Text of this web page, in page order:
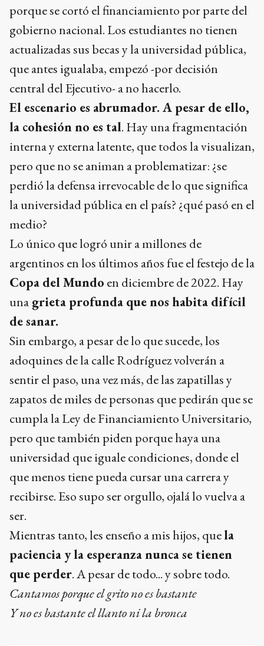
porque se cortó el financiamiento por parte del
gobierno nacional. Los estudiantes no tienen
actualizadas sus becas y la universidad pública,
que antes igualaba, empezó -por decisión
central del Ejecutivo- a no hacerlo.
El escenario es abrumador. A pesar de ello,
la cohesión no es tal. Hay una fragmentación
interna y externa latente, que todos la visualizan,
pero que no se animan a problematizar: ¿se
perdió la defensa irrevocable de lo que significa
la universidad pública en el país? ¿qué pasó en el
medio?
Lo único que logró unir a millones de
argentinos en los últimos años fue el festejo de la
Copa del Mundo en diciembre de 2022. Hay
una grieta profunda que nos habita difícil
de sanar.
Sin embargo, a pesar de lo que sucede, los
adoquines de la calle Rodríguez volverán a
sentir el paso, una vez más, de las zapatillas y
zapatos de miles de personas que pedirán que se
cumpla la Ley de Financiamiento Universitario,
pero que también piden porque haya una
universidad que iguale condiciones, donde el
que menos tiene pueda cursar una carrera y
recibirse. Eso supo ser orgullo, ojalá lo vuelva a
ser.
Mientras tanto, les enseño a mis hijos, quela
paciencia y la esperanza nunca se tienen
que perder. A pesar de todo... y sobre todo.
Cantamos porque el grito no es bastante
Y no es bastante el llanto ni la bronca